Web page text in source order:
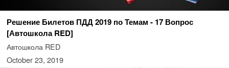
Решение Билетов ПДД 2019 по Темам - 17 Вопрос
[Автошкола RED]
Автошкола RED
October 23, 2019